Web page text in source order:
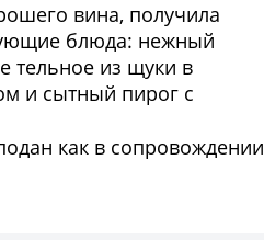
вина, получила
блюда: нежный
тельное из щуки в
и сытный пирог с
как в сопровождении